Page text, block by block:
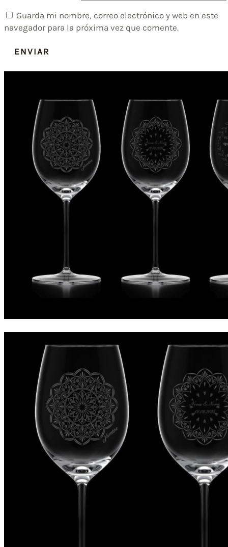
Guarda mi nombre, correo electrónico y web en este
navegador para la próxima vez que comente.